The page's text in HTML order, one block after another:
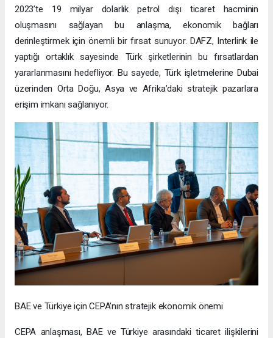
2023’te 19 milyar dolarlık petrol dışı ticaret hacminin
oluşmasını sağlayan bu anlaşma, ekonomik bağları
derinleştirmek için önemli bir fırsat sunuyor. DAFZ, Interlink ile
yaptığı ortaklık sayesinde Türk şirketlerinin bu fırsatlardan
yararlanmasını hedefliyor. Bu sayede, Türk işletmelerine Dubai
üzerinden Orta Doğu, Asya ve Afrika’daki stratejik pazarlara
erişim imkanı sağlanıyor.
BAE ve Türkiye için CEPA’nın stratejik ekonomik önemi
CEPA anlaşması, BAE ve Türkiye arasındaki ticaret ilişkilerini